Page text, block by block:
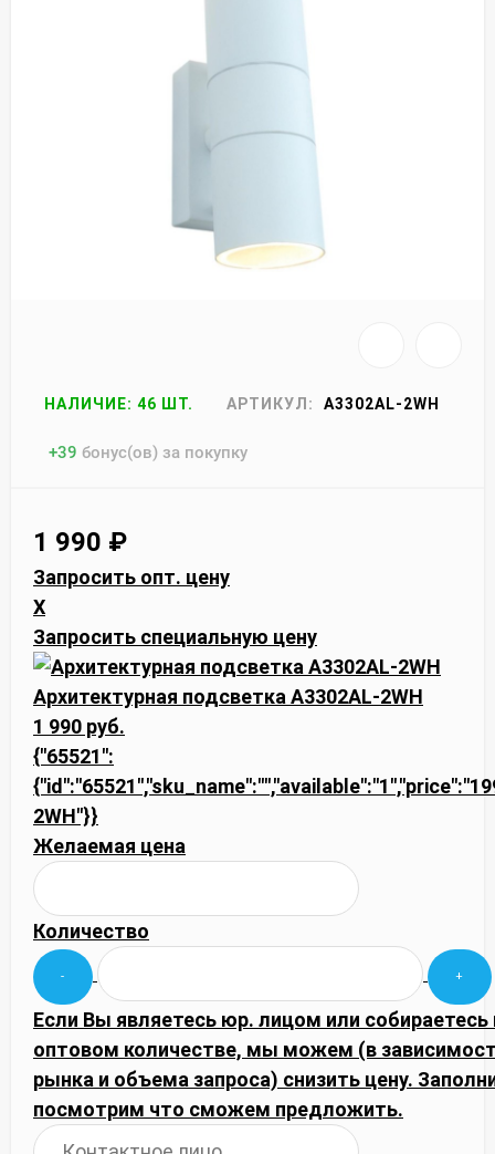
НАЛИЧИЕ: 46 ШТ. АРТИКУЛ: A3302AL-2WH
+39 бонус(ов) за покупку
1 990 ₽
Запросить опт. цену
X
Запросить специальную цену
Архитектурная подсветка A3302AL-2WH
1 990 руб.
{"65521":
2WH"}}
Желаемая цена
Количество
Если Вы являетесь юр. лицом или собираетесь
оптовом количестве, мы можем (в
рынка и объема запроса) снизить цену.
посмотрим что сможем предложить.